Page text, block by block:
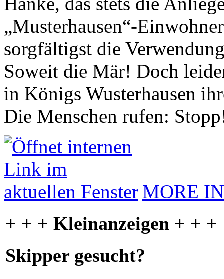
„Musterhausen“-
sorgfältigst die
Soweit die Mär! Doch
in Königs Wusterhausen
Die Menschen rufen:
MORE
+ + + Kleinanzeigen + + +
Skipper gesucht?